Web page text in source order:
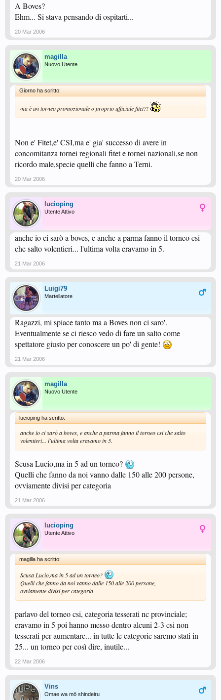
A Boves?
Ehm... Si stava pensando di ospitarti...
20 Mar 2006
magilla
Nuovo Utente
Giorno ha scritto:
ma è un torneo promozionale o proprio ufficiale fitet?!
Non e' Fitet,e' CSI,ma e' gia' successo di avere in
concomitanza tornei regionali fitet e tornei nazionali,se non
ricordo male,specie quelli che fanno a Terni.
20 Mar 2006
lucioping
Utente Attivo
anche io ci sarò a boves, e anche a parma fanno il torneo csi
che salto volentieri... l'ultima volta eravamo in 5.
21 Mar 2006
Luigi79
Martellatore
Ragazzi, mi spiace tanto ma a Boves non ci saro'.
Eventualmente se ci riesco vedo di fare un salto come
spettatore giusto per conoscere un po' di gente!
21 Mar 2006
magilla
Nuovo Utente
lucioping ha scritto:
anche io ci sarò a boves, e anche a parma fanno il torneo csi che salto
volentieri... l'ultima volta eravamo in 5.
Scusa Lucio,ma in 5 ad un torneo?
Quelli che fanno da noi vanno dalle 150 alle 200 persone,
ovviamente divisi per categoria
21 Mar 2006
lucioping
Utente Attivo
magilla ha scritto:
Scusa Lucio,ma in 5 ad un torneo?
Quelli che fanno da noi vanno dalle 150 alle 200 persone,
ovviamente divisi per categoria
parlavo del torneo csi, categoria tesserati nc provinciale;
eravamo in 5 poi hanno messo dentro alcuni 2-3 csi non
tesserati per aumentare... in tutte le categorie saremo stati in
25... un torneo per così dire, inutile...
22 Mar 2006
Vins
Omae wa mō shindeiru